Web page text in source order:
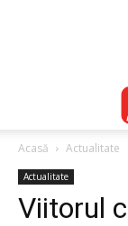
Acasă Actualitate
Actualitate
Viitorul